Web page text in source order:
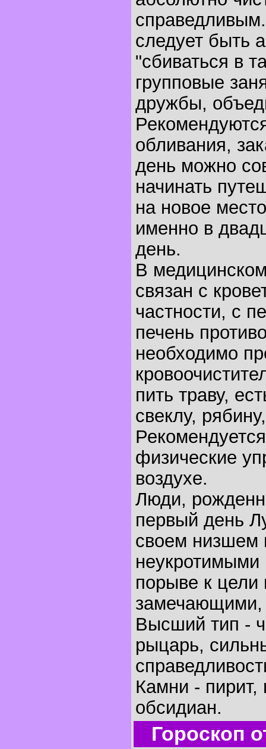
следует быть
"сбиваться в
групповые
дружбы,
обливания,
день можно
начинать
на новое
именно в
день.
В
связан с
частности, с
печень
необходимо
пить траву,
свеклу,
физические
воздухе.
Люди,
первый день
своем низшем
неукротимыми
порыве к цели
замечающими,
Высший тип -
рыцарь,
Камни - пирит,
обсидиан.
Гороскоп